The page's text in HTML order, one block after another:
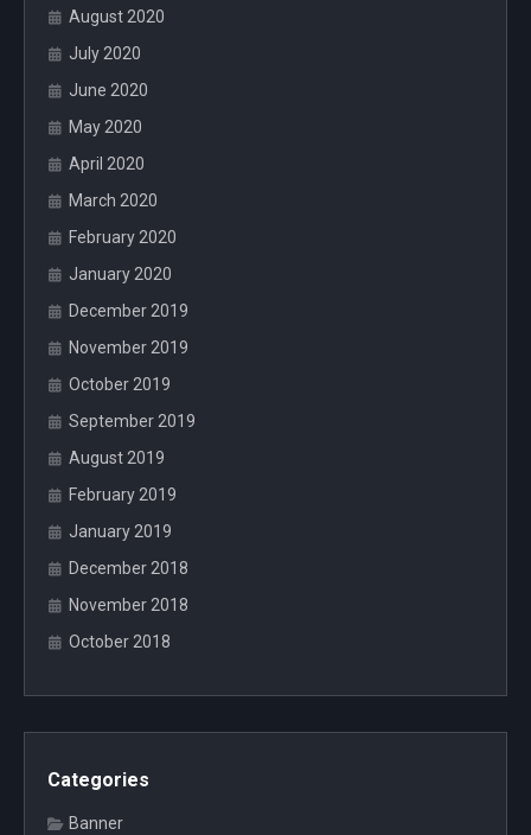
August 2020
July 2020
June 2020
May 2020
April 2020
March 2020
February 2020
January 2020
December 2019
November 2019
October 2019
September 2019
August 2019
February 2019
January 2019
December 2018
November 2018
October 2018
Categories
Banner